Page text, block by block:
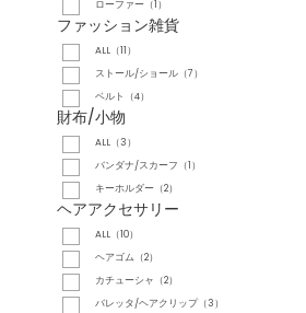
ローファー（1）
ファッション雑貨
ALL（11）
ストール/ショール（7）
ベルト（4）
財布/小物
ALL（3）
バンダナ/スカーフ（1）
キーホルダー（2）
ヘアアクセサリー
ALL（10）
ヘアゴム（2）
カチューシャ（2）
バレッタ/ヘアクリップ（3）